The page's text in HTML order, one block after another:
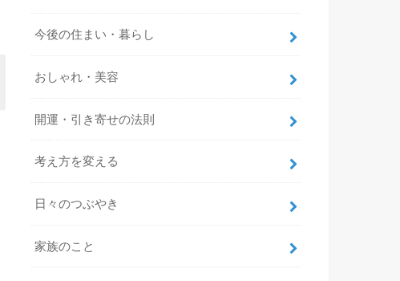
今後の住まい・暮らし
おしゃれ・美容
開運・引き寄せの法則
考え方を変える
日々のつぶやき
家族のこと